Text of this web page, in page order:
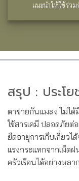
แนะนำให้ใช้ร่วม
สรุป : ประโ
ตาข่ายกันแมลง ไม่ไ
ใช้สารเคมี ปลอดภัย
ยืดอายุการเก็บเกี่ยว
แรงกระแทกจากเม็ด
ครัวเรือนได้อย่างหลา